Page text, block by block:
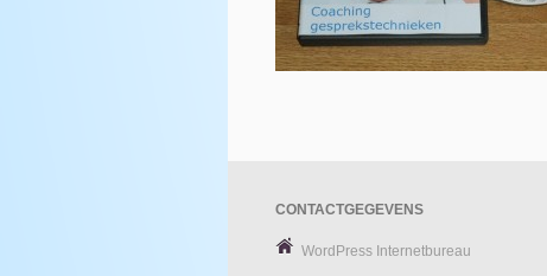
CONTACTGEGEVENS
WordPress Internetbureau